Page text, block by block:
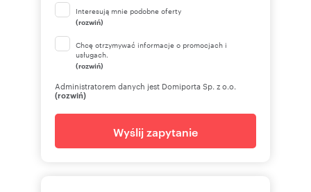
Interesują mnie podobne oferty
(rozwiń)
Chcę otrzymywać informacje o promocjach i
usługach.
(rozwiń)
Administratorem danych jest Domiporta Sp. z o.o.
(rozwiń)
Wyślij zapytanie